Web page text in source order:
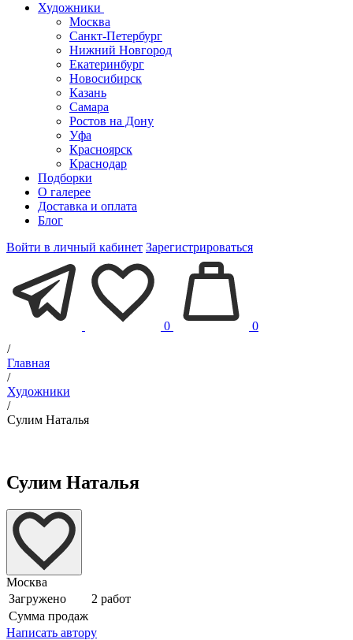
Художники
Москва
Санкт-Петербург
Нижний Новгород
Екатеринбург
Новосибирск
Казань
Самара
Ростов на Дону
Уфа
Красноярск
Краснодар
Подборки
О галерее
Доставка и оплата
Блог
Войти в личный кабинет Зарегистрироваться
0
0
/
Главная
/
Художники
/
Сулим Наталья
Сулим Наталья
Москва
Загружено
2 работ
Сумма продаж
Написать автору